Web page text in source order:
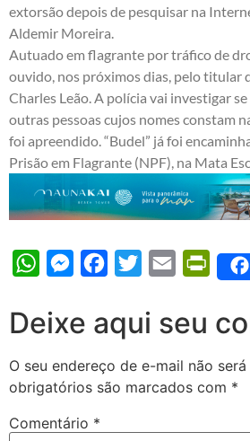
extorsão depois de pesquisar na
Aldemir Moreira.
Autuado em flagrante por tráfico de
ouvido, nos próximos dias, pelo titular
Charles Leão. A polícia vai investigar
outras pessoas cujos nomes constam
foi apreendido. “Budel” já foi
Prisão em Flagrante (NPF), na Mata
WhatsAppMessengerFacebook
Twitter Email
Deixe aqui seu
O seu endereço de e-mail não
obrigatórios são marcados com *
Comentário *